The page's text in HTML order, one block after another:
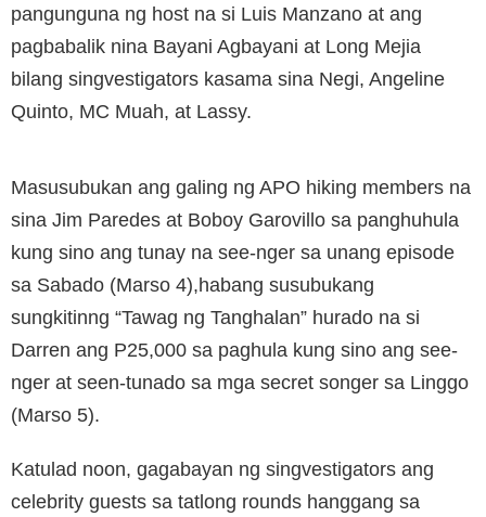
pangunguna ng host na si Luis Manzano at ang
pagbabalik nina Bayani Agbayani at Long Mejia
bilang singvestigators kasama sina Negi, Angeline
Quinto, MC Muah, at Lassy.
Masusubukan ang galing ng APO hiking members na
sina Jim Paredes at Boboy Garovillo sa panghuhula
kung sino ang tunay na see-nger sa unang episode
sa Sabado (Marso 4),habang susubukang
sungkitinng “Tawag ng Tanghalan” hurado na si
Darren ang P25,000 sa paghula kung sino ang see-
nger at seen-tunado sa mga secret songer sa Linggo
(Marso 5).
Katulad noon, gagabayan ng singvestigators ang
celebrity guests sa tatlong rounds hanggang sa